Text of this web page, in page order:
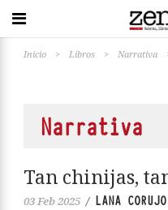
Inicio > Libros > Narrativa
Narrativa
Tan chinijas,
03 Feb 2025 / LANA CORUJO